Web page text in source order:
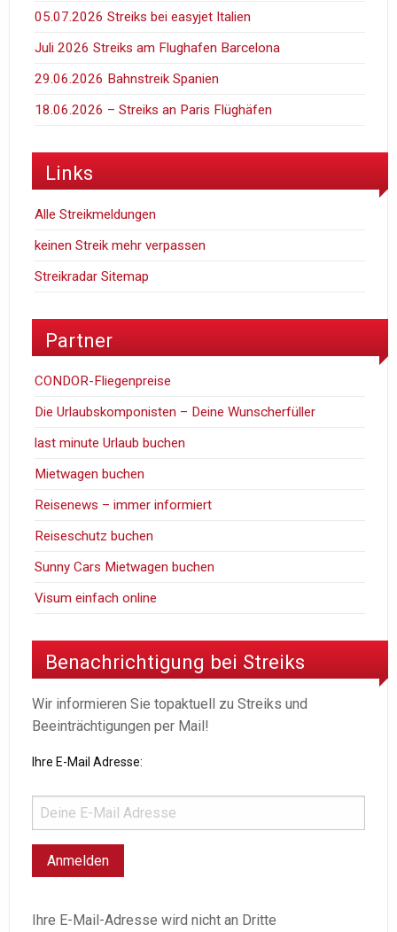
05.07.2026 Streiks bei easyjet Italien
Juli 2026 Streiks am Flughafen Barcelona
29.06.2026 Bahnstreik Spanien
18.06.2026 – Streiks an Paris Flüghäfen
Links
Alle Streikmeldungen
keinen Streik mehr verpassen
Streikradar Sitemap
Partner
CONDOR-Fliegenpreise
Die Urlaubskomponisten – Deine Wunscherfüller
last minute Urlaub buchen
Mietwagen buchen
Reisenews – immer informiert
Reiseschutz buchen
Sunny Cars Mietwagen buchen
Visum einfach online
Benachrichtigung bei Streiks
Wir informieren Sie topaktuell zu Streiks und
Beeinträchtigungen per Mail!
Ihre E-Mail Adresse:
Ihre E-Mail-Adresse wird nicht an Dritte